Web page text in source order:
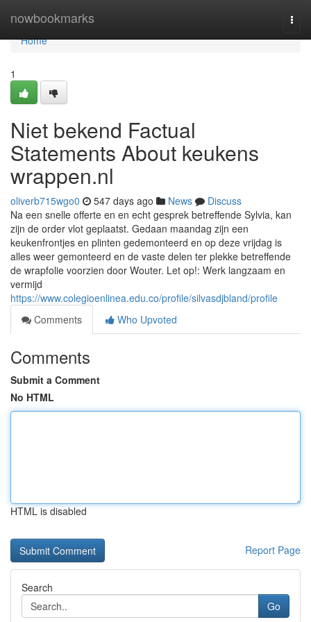
nowbookmarks
Home
Home
1
Niet bekend Factual
Statements About keukens
wrappen.nl
oliverb715wgo0 547 days ago News
Discuss
Na een snelle offerte en en echt gesprek betreffende Sylvia, kan
zijn de order vlot geplaatst. Gedaan maandag zijn een
keukenfrontjes en plinten gedemonteerd en op deze vrijdag is
alles weer gemonteerd en de vaste delen ter plekke betreffende
de wrapfolie voorzien door Wouter. Let op!: Werk langzaam en
vermijd
https://www.colegioenlinea.edu.co/profile/silvasdjbland/profile
Comments
Who Upvoted
Comments
Submit a Comment
No HTML
HTML is disabled
Report Page
Search
Go